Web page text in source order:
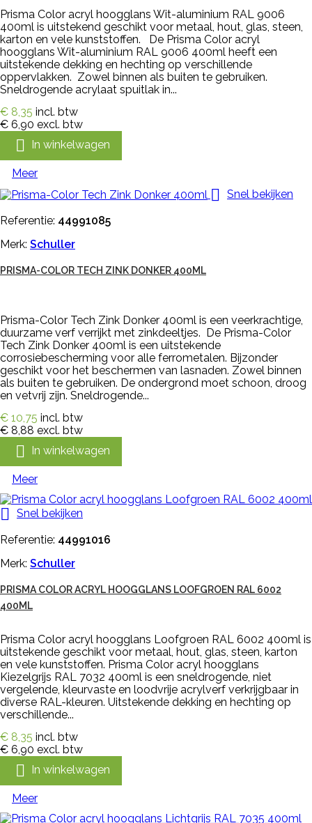
Prisma Color acryl hoogglans Wit-aluminium RAL 9006
400ml is uitstekend geschikt voor metaal, hout, glas, steen,
karton en vele kunststoffen. De Prisma Color acryl
hoogglans Wit-aluminium RAL 9006 400ml heeft een
uitstekende dekking en hechting op verschillende
oppervlakken. Zowel binnen als buiten te gebruiken.
Sneldrogende acrylaat spuitlak in...
€ 8,35 incl. btw
€ 6,90 excl. btw
 In winkelwagen
Meer

Snel bekijken
Referentie: 44991085
Merk: Schuller
PRISMA-COLOR TECH ZINK DONKER 400ML
Prisma-Color Tech Zink Donker 400ml is een veerkrachtige,
duurzame verf verrijkt met zinkdeeltjes. De Prisma-Color
Tech Zink Donker 400ml is een uitstekende
corrosiebescherming voor alle ferrometalen. Bijzonder
geschikt voor het beschermen van lasnaden. Zowel binnen
als buiten te gebruiken. De ondergrond moet schoon, droog
en vetvrij zijn. Sneldrogende...
€ 10,75 incl. btw
€ 8,88 excl. btw
 In winkelwagen
Meer
 Snel bekijken
Referentie: 44991016
Merk: Schuller
PRISMA COLOR ACRYL HOOGGLANS LOOFGROEN RAL 6002
400ML
Prisma Color acryl hoogglans Loofgroen RAL 6002 400ml is
uitstekende geschikt voor metaal, hout, glas, steen, karton
en vele kunststoffen. Prisma Color acryl hoogglans
Kiezelgrijs RAL 7032 400ml is een sneldrogende, niet
vergelende, kleurvaste en loodvrije acrylverf verkrijgbaar in
diverse RAL-kleuren. Uitstekende dekking en hechting op
verschillende...
€ 8,35 incl. btw
€ 6,90 excl. btw
 In winkelwagen
Meer